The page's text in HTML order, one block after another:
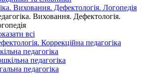
Виховання. Дефектологія. Логопедія
Виховання. Дефектологія.
всі
Коррекційна педагогіка
педагогіка
педагогіка
педагогіка